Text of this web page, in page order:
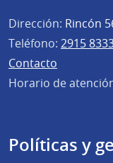
Dirección: Rincón
Teléfono: 2915
Contacto
Horario de
Políticas y